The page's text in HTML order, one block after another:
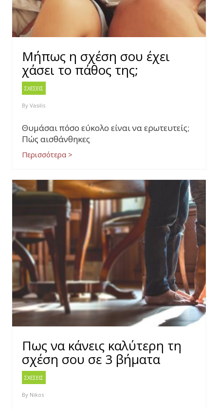
Μήπως η σχέση σου έχει
χάσει το πάθος της;
ΣΧΕΣΕΙΣ
By Vasilis
Θυμάσαι πόσο εύκολο είναι να ερωτευτείς;
Πώς αισθάνθηκες
Περισσότερα >
Πως να κάνεις καλύτερη τη
σχέση σου σε 3 βήματα
ΣΧΕΣΕΙΣ
By Nikos